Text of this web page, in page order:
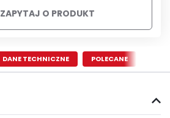
ZAPYTAJ O PRODUKT
DANE TECHNICZNE POLECANE